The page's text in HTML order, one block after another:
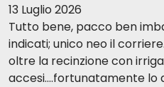
13 Luglio 2026
Tutto bene, pacco ben
indicati; unico neo il
oltre la recinzione con
accesi....fortunatamente